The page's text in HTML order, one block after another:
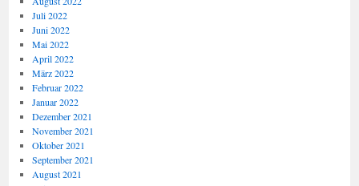
Juli 2022
Juni 2022
Mai 2022
April 2022
März 2022
Februar 2022
Januar 2022
Dezember 2021
November 2021
Oktober 2021
September 2021
August 2021